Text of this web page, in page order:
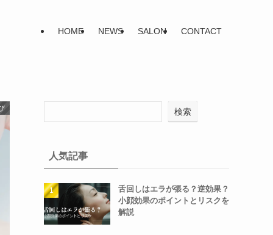
HOME NEWS SALON CONTACT
検索
人気記事
舌回しはエラが張る？逆効果？
小顔効果のポイントとリスクを
解説